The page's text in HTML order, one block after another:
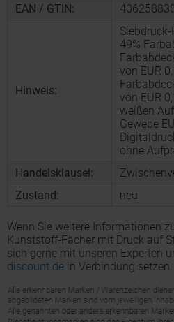
EAN / GTIN:
Hinweis:
49%
von EUR
von EUR
weißen
Gewebe
ohne
Handelsklausel:
Zustand:
neu
Wenn Sie weitere Informationen
Kunststoff-Fächer mit Druck auf
sich gerne mit unseren Experten
discount.de in Verbindung setzen.